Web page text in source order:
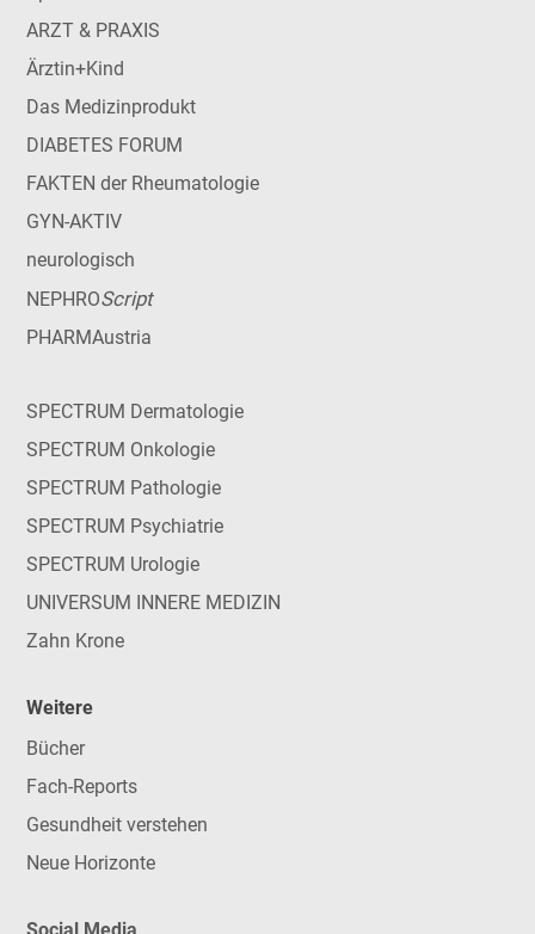
ARZT & PRAXIS
Ärztin+Kind
Das Medizinprodukt
DIABETES FORUM
FAKTEN der Rheumatologie
GYN-AKTIV
neurologisch
NEPHROScript
PHARMAustria
SPECTRUM Dermatologie
SPECTRUM Onkologie
SPECTRUM Pathologie
SPECTRUM Psychiatrie
SPECTRUM Urologie
UNIVERSUM INNERE MEDIZIN
Zahn Krone
Weitere
Bücher
Fach-Reports
Gesundheit verstehen
Neue Horizonte